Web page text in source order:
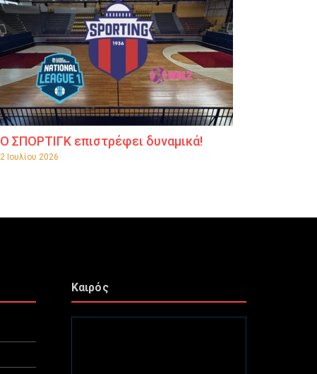
Ο ΣΠΟΡΤΙΓΚ επιστρέφει δυναμικά!
2 Ιουλίου 2026
Καιρός